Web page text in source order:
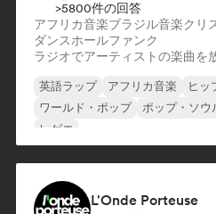
>5800件の回答
アフリカ音楽ブラジル音楽クリ
ダンスホールファンク
ラジオでアーティストの楽曲を
英語ラップ アフリカ音楽
ヒッ
ワールド・ポップ
ポップ・ソウ
レゲエ
L'Onde Porteuse